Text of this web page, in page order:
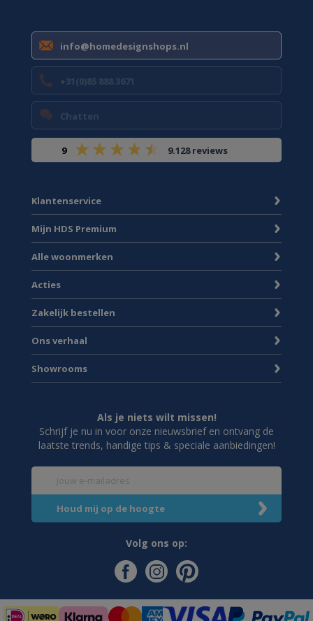
info@homedesignshops.nl
+31(0)85 888 3671
Chatten
9 9.128 reviews
Klantenservice
Mijn HDS Premium
Alle woonmerken
Acties
Zakelijk bestellen
Ons verhaal
Showrooms
Als je niets wilt missen!
Schrijf je nu in voor onze nieuwsbrief en ontvang de
laatste trends, handige tips & speciale aanbiedingen!
Volg ons op: